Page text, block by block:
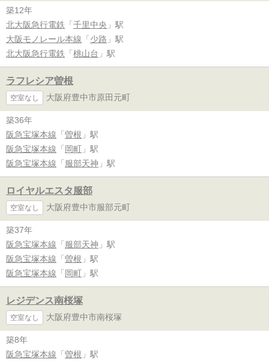
築12年
北大阪急行電鉄 「 千里中央 」駅
大阪モノレール本線 「 少路 」駅
北大阪急行電鉄 「 桃山台 」駅
ラフレシア曽根
空室なし 大阪府豊中市原田元町
築36年
阪急宝塚本線 「 曽根 」駅
阪急宝塚本線 「 岡町 」駅
阪急宝塚本線 「 服部天神 」駅
ロイヤルエスタ服部
空室なし 大阪府豊中市服部元町
築37年
阪急宝塚本線 「 服部天神 」駅
阪急宝塚本線 「 曽根 」駅
阪急宝塚本線 「 岡町 」駅
レジデンス南桜塚
空室なし 大阪府豊中市南桜塚
築8年
阪急宝塚本線 「 曽根 」駅